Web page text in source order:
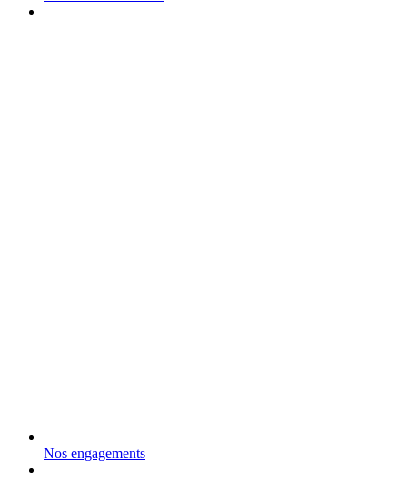
Nos engagements